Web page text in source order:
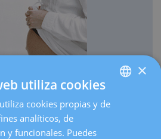
mundo más de 3.000 bebés.
ecografías de embarazo al
SPANISH
×
utiliza cookies
cookies propias y de
analíticos, de
y funcionales. Puedes